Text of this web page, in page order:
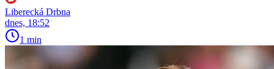
Liberecká Drbna
dnes, 18:52
1 min